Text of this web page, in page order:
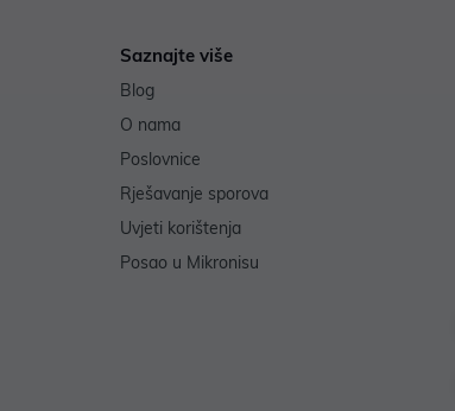
Saznajte više
Blog
O nama
Poslovnice
Rješavanje sporova
Uvjeti korištenja
Posao u Mikronisu